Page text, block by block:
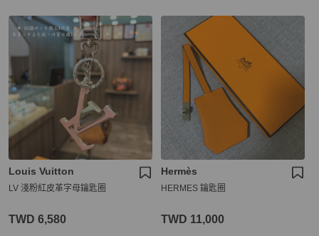
Louis Vuitton
LV 淺粉紅皮革字母鑰匙圈
TWD 6,580
Hermès
HERMES 鑰匙圈
TWD 11,000